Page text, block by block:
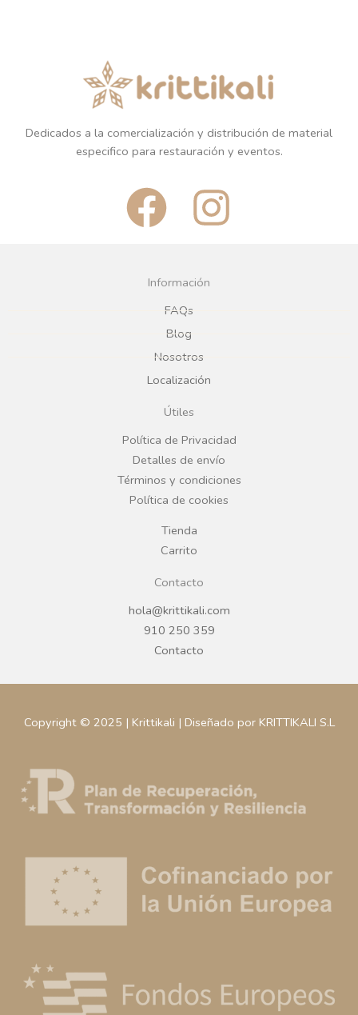
Dedicados a la comercialización y distribución de material
especifico para restauración y eventos.
F
a
c
e
b
o
o
k
I
n
g
r
a
Información
FAQs
Blog
Nosotros
Localización
Útiles
Política de Privacidad
Detalles de envío
Términos y condiciones
Política de cookies
Tienda
Carrito
Contacto
hola@krittikali.com
910 250 359
Contacto
Copyright © 2025 | Krittikali | Diseñado por KRITTIKALI S.L